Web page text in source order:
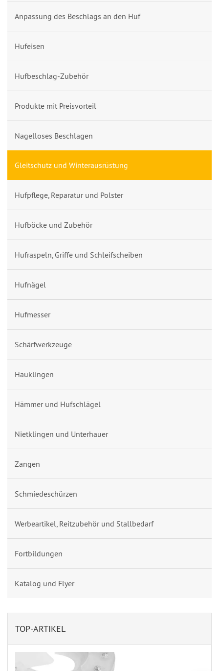
Anpassung des Beschlags an den Huf
Hufeisen
Hufbeschlag-Zubehör
Produkte mit Preisvorteil
Nagelloses Beschlagen
Gleitschutz und Winterausrüstung
Hufpflege, Reparatur und Polster
Hufböcke und Zubehör
Hufraspeln, Griffe und Schleifscheiben
Hufnägel
Hufmesser
Schärfwerkzeuge
Hauklingen
Hämmer und Hufschlägel
Nietklingen und Unterhauer
Zangen
Schmiedeschürzen
Werbeartikel, Reitzubehör und Stallbedarf
Fortbildungen
Katalog und Flyer
TOP-ARTIKEL